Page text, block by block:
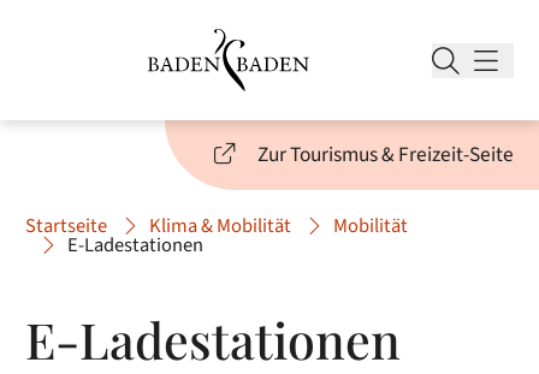
Zur Tourismus & Freizeit-Seite
Startseite Klima & Mobilität Mobilität
E-Ladestationen
E-Ladestationen